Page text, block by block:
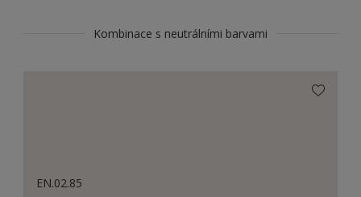
Kombinace s neutrálními barvami
EN.02.85